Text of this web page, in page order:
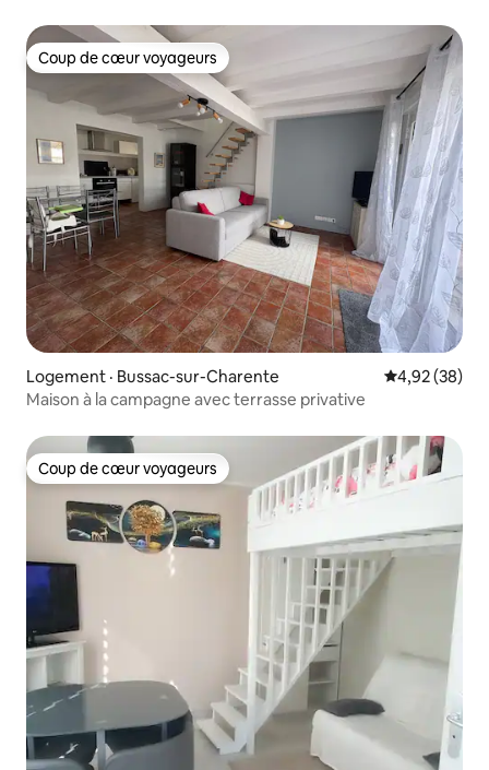
Coup de cœur voyageurs
Coup de cœur voyageurs
Logement · Bussac-sur-Charente Note
4,92 (38)
Maison à la campagne avec terrasse privative
Coup de cœur voyageurs
Coup de cœur voyageurs